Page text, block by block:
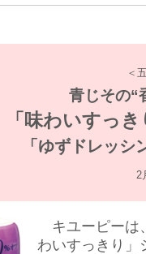
＜
青じその“
「味わいすっ
「ゆずドレッ
2
キユーピーは
わいすっきり」